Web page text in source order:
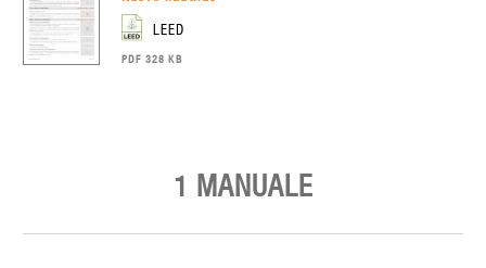
LEED
PDF 328 KB
1 MANUALE